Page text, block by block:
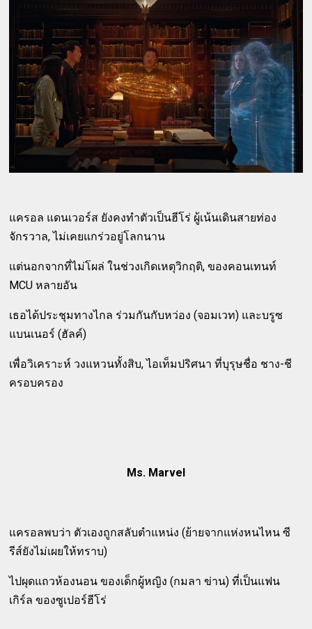
แครอล แดนเวอร์ส ยังคงทำตัวเป็นฮีโร่ ผู้เน้นเดินสายท่อง
จักรวาล, ไม่เคยแกร่วอยู่โลกนาน
แต่นอกจากที่ไม่โผล่ ในช่วงเกิดเหตุวิกฤติ, ของคอนเทนท์
MCU หลายอัน
เธอได้ประชุมทางไกล ร่วมกันกับหว่อง (จอมเวท) และบรูซ
แบนเนอร์ (ฮัลค์)
เพื่อวิเคราะห์ วงแหวนทั้งสิบ, ไอเท็มปริศนา ที่บุรุษชื่อ ชาง-ชี
ครอบครอง
Ms. Marvel
แครอลพบว่า ตัวเองถูกสลับตำแหน่ง (ย้ายจากแห่งหนไหน ซี
รีส์ยังไม่เผยให้ทราบ)
ไปผุดแถวห้องนอน ของเด็กผู้หญิง (กมลา ข่าน) ที่เป็นแฟน
เกิร์ล ของซูเปอร์ฮีโร่